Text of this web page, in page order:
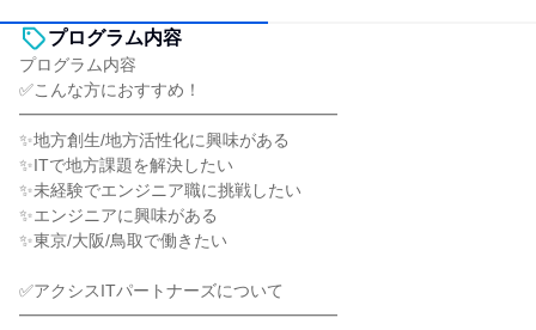
プログラム内容
プログラム内容
✅こんな方におすすめ！
━━━━━━━━━━━━━━━━━━━
✨地方創生/地方活性化に興味がある
✨ITで地方課題を解決したい
✨未経験でエンジニア職に挑戦したい
✨エンジニアに興味がある
✨東京/大阪/鳥取で働きたい
✅アクシスITパートナーズについて
━━━━━━━━━━━━━━━━━━━